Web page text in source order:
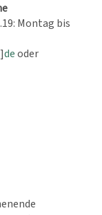
Montag bis
]deoder